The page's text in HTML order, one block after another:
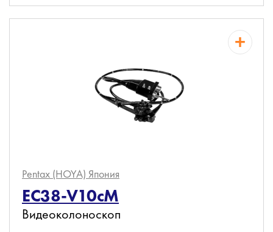
Pentax (HOYA) Япония
EC38-V10cM
Видеоколоноскоп